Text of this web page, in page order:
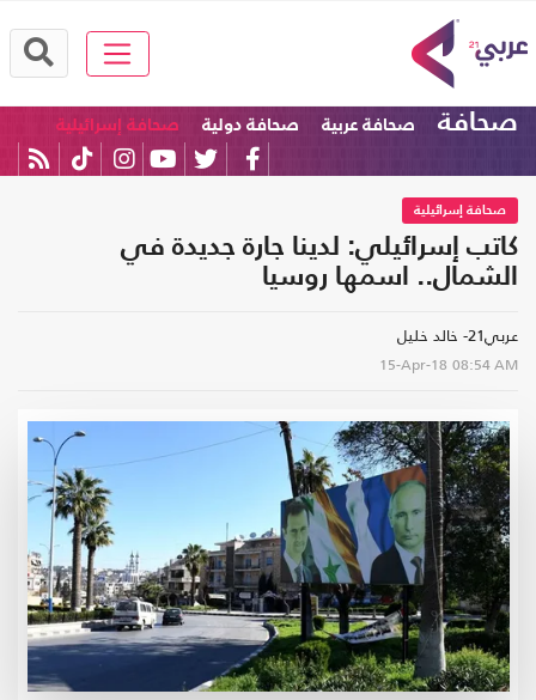
صحافة صحافة عربية صحافة دولية صحافة إسرائيلية
صحافة إسرائيلية
كاتب إسرائيلي: لدينا جارة جديدة في
الشمال.. اسمها روسيا
عربي21- خالد خليل
15-Apr-18 08:54 AM